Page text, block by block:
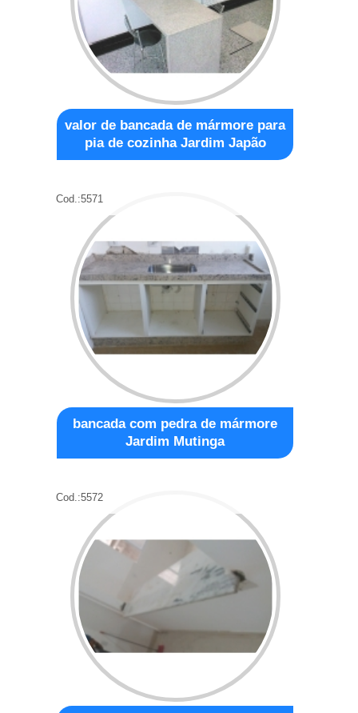
valor de bancada de mármore para
pia de cozinha Jardim Japão
Cod.:5571
bancada com pedra de mármore
Jardim Mutinga
Cod.:5572